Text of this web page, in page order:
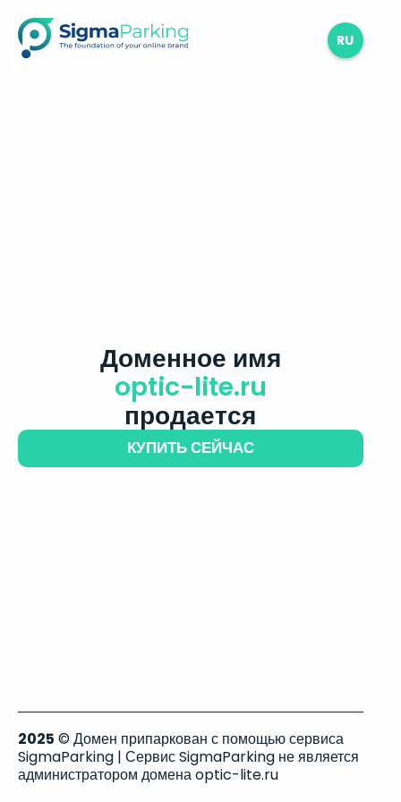
RU
Доменное имя
optic-lite.ru
продается
КУПИТЬ СЕЙЧАС
2025 © Домен припаркован с помощью сервиса
SigmaParking | Сервис SigmaParking не является
администратором домена optic-lite.ru